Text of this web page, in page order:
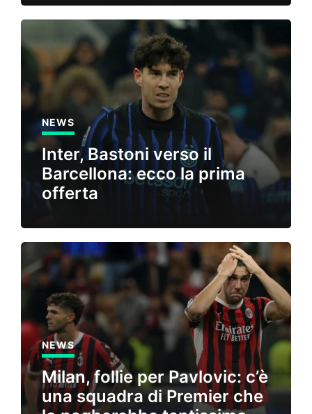
NEWS
Inter, Bastoni verso il
Barcellona: ecco la prima
offerta
NEWS
Milan, follie per Pavlovic: c’è
una squadra di Premier che